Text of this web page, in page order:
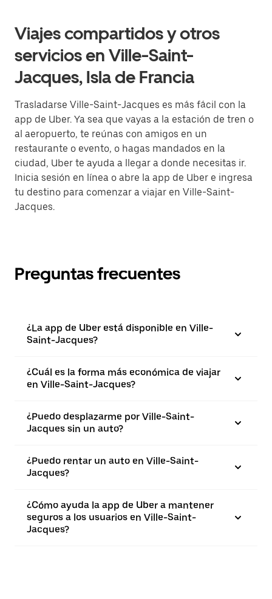
Viajes compartidos y otros
servicios en Ville-Saint-
Jacques, Isla de Francia
Trasladarse Ville-Saint-Jacques es más fácil con la
app de Uber. Ya sea que vayas a la estación de tren o
al aeropuerto, te reúnas con amigos en un
restaurante o evento, o hagas mandados en la
ciudad, Uber te ayuda a llegar a donde necesitas ir.
Inicia sesión en línea o abre la app de Uber e ingresa
tu destino para comenzar a viajar en Ville-Saint-
Jacques.
Preguntas frecuentes
¿La app de Uber está disponible en Ville-
Saint-Jacques?
¿Cuál es la forma más económica de viajar
en Ville-Saint-Jacques?
¿Puedo desplazarme por Ville-Saint-
Jacques sin un auto?
¿Puedo rentar un auto en Ville-Saint-
Jacques?
¿Cómo ayuda la app de Uber a mantener
seguros a los usuarios en Ville-Saint-
Jacques?